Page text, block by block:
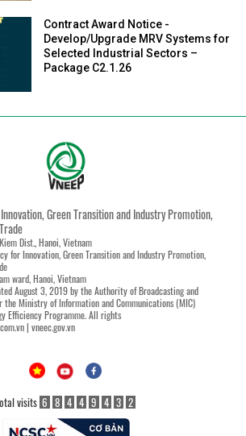
Contract Award Notice -
Develop/Upgrade MRV Systems for
Selected Industrial Sectors –
Package C2.1.26
Green Transition and Industry Promotion,
Dist., Hanoi, Vietnam
for Innovation, Green Transition and Industry Promotion,
ward, Hanoi, Vietnam
August 3, 2019 by the Authority of Broadcasting and
Ministry of Information and Communications (MIC)
Efficiency Programme. All rights
| vneec.gov.vn
visits 6 8 4 4 9 4 3 2